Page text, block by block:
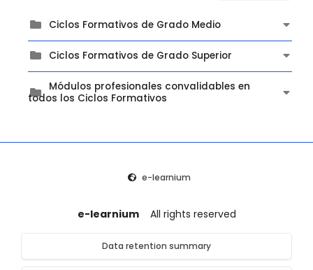
Ciclos Formativos de Grado Medio
Ciclos Formativos de Grado Superior
Módulos profesionales convalidables en
todos los Ciclos Formativos
e-learnium
e-learnium All rights reserved
Data retention summary